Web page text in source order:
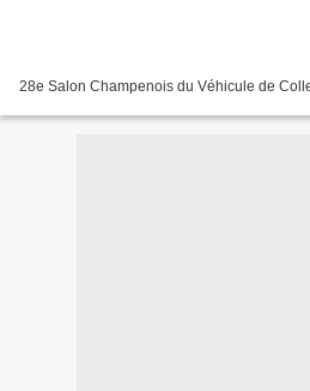
28e Salon Champenois du Véhicule de